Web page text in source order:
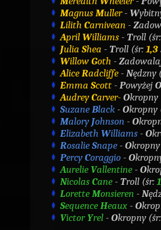
Magnus Muller- W
Lilith Carnivean - Z
April Williams - Troll
Julia Shea - Troll (śr: 1,3
Willow Goth - Z
Alice Radcliffe - Nędzny
Emma Scott - Powyżej O
AudreyCarver- O
Suzane Black - Okropny
Malory Johnson - O
Elizabeth Williams - O
Rosalie Snape - O
PercyCoraggio - O
Aurelie Vallentine - O
Nicolas Cane - Troll (śr:
Lorette Monsieren - N
Sequence Heaux - O
Victor Yrel - Okropny (śr: